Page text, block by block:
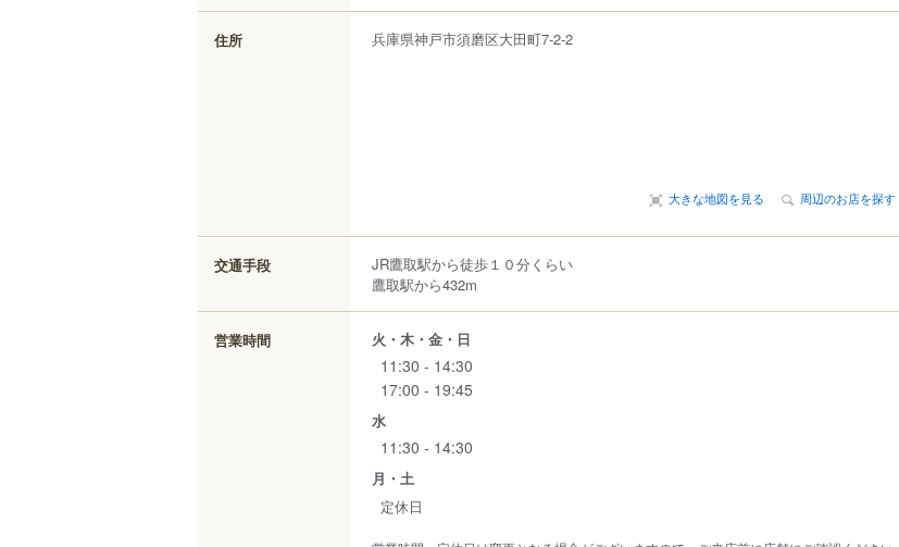
住所 兵庫県神戸市須磨区大田町7-2-2
大きな地図を見る 周辺のお店を探す
交通手段
JR鷹取駅から徒歩１０分くらい
鷹取駅から432m
営業時間 火・木・金・日
11:30 - 14:30
17:00 - 19:45
水
11:30 - 14:30
月・土
定休日